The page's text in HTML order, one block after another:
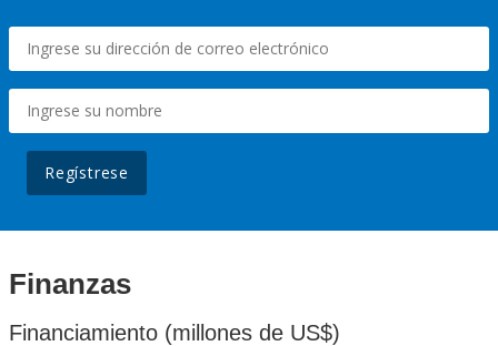
Regístrese
Finanzas
Financiamiento (millones de US$)